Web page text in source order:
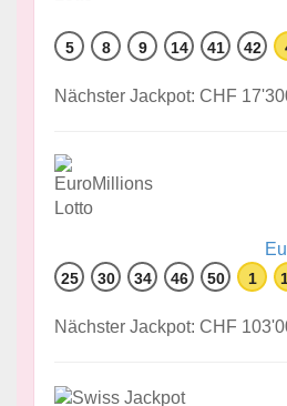
5 8 9 14 41 42
Nächster Jackpot: CHF
25 30 34 46 50 1
Nächster Jackpot: CHF